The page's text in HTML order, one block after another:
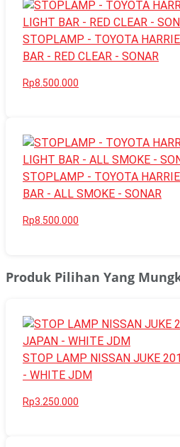
STOPLAMP - TOYOTA
BAR - RED CLEAR - SONAR
Rp8.500.000
STOPLAMP - TOYOTA
BAR - ALL SMOKE - SONAR
Rp8.500.000
Produk Pilihan Yang
STOP LAMP NISSAN JUKE
- WHITE JDM
Rp3.250.000